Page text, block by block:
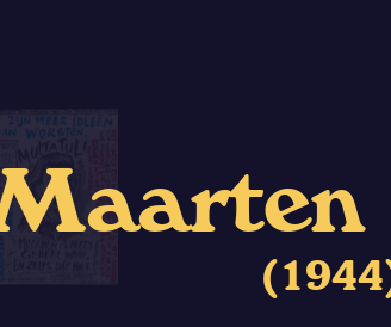
aarten
(1944